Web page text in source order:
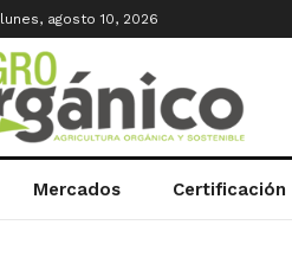
lunes, agosto 10, 2026
Mercados Certificación